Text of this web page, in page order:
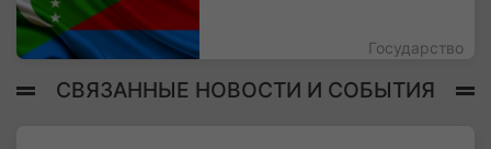
Государство
СВЯЗАННЫЕ НОВОСТИ И СОБЫТИЯ